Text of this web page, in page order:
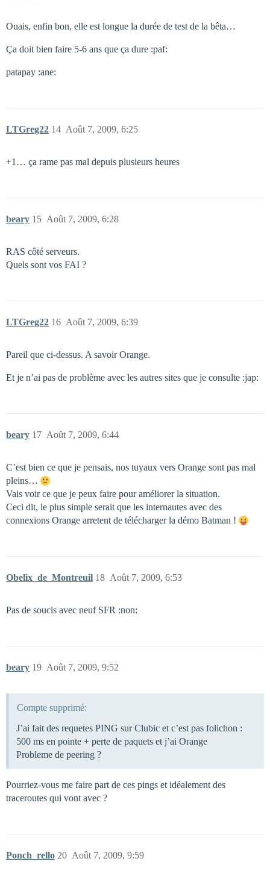
Ouais, enfin bon, elle est longue la durée de test de la bêta…
Ça doit bien faire 5-6 ans que ça dure :paf:
patapay :ane:
LTGreg22 Août 7, 2009, 6:25
14
+1… ça rame pas mal depuis plusieurs heures
beary Août 7, 2009, 6:28
15
RAS côté serveurs.
Quels sont vos FAI ?
LTGreg22 Août 7, 2009, 6:39
16
Pareil que ci-dessus. A savoir Orange.
Et je n’ai pas de problème avec les autres sites que je consulte :jap:
beary Août 7, 2009, 6:44
17
C’est bien ce que je pensais, nos tuyaux vers Orange sont pas mal
pleins…
Vais voir ce que je peux faire pour améliorer la situation.
Ceci dit, le plus simple serait que les internautes avec des
connexions Orange arretent de télécharger la démo Batman !
Obelix_de_Montreuil Août 7, 2009, 6:53
18
Pas de soucis avec neuf SFR :non:
beary Août 7, 2009, 9:52
19
Compte supprimé:
J’ai fait des requetes PING sur Clubic et c’est pas folichon :
500 ms en pointe + perte de paquets et j’ai Orange
Probleme de peering ?
Pourriez-vous me faire part de ces pings et idéalement des
traceroutes qui vont avec ?
Ponch_rello Août 7, 2009, 9:59
20